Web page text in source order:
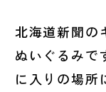
北海道新聞
ぬいぐるみで
に入りの場所